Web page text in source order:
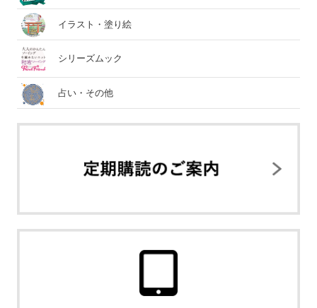
イラスト・塗り絵
シリーズムック
占い・その他